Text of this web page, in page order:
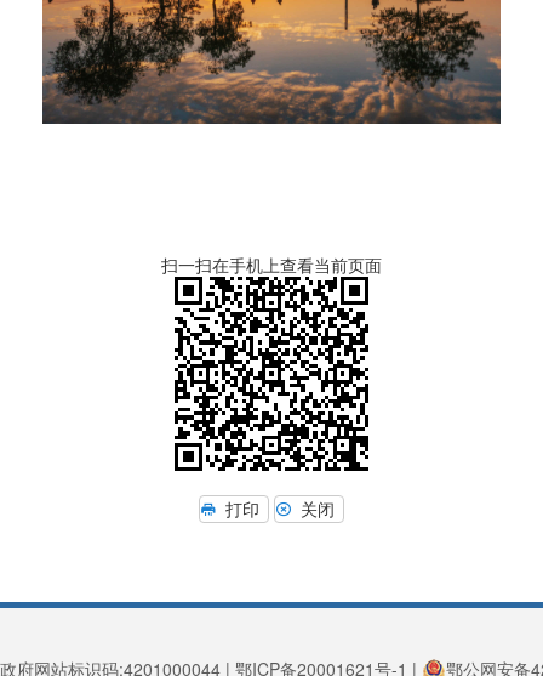
扫一扫在手机上查看当前页面
打印 关闭
政府网站标识码:4201000044 | 鄂ICP备20001621号-1 | 鄂公网安备